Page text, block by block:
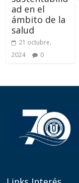
ad en el
ámbito de la
salud
21 octubre,
2024
0